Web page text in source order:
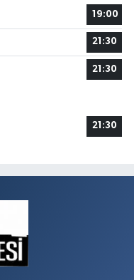
19:00
21:30
21:30
21:30